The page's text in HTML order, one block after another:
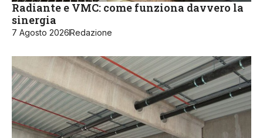
Radiante e VMC: come funziona davvero la
sinergia
7 Agosto 2026Redazione